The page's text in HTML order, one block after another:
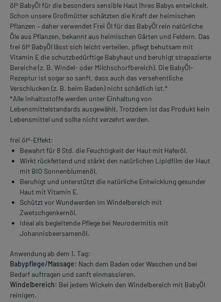
öl® BabyÖl für die besonders sensible Haut Ihres Babys entwickelt.
Schon unsere Großmütter schätzten die Kraft der heimischen
Pflanzen – daher verwendet Frei Öl für das BabyÖl rein natürliche
Öle aus Pflanzen, bekannt aus heimischen Gärten und Feldern. Das
frei öl® BabyÖl lässt sich leicht verteilen, pflegt behutsam mit
Vitamin E die schutzbedürftige Babyhaut und beruhigt strapazierte
Bereiche (z. B. Windel- oder Milchschorfbereich). Die BabyÖl-
Rezeptur ist sogar so sanft, dass auch das versehentliche
Verschlucken (z. B. beim Baden) nicht schädlich ist.*
*Alle Inhaltsstoffe werden unter Einhaltung von
Lebensmittelstandards ausgewählt. Trotzdem ist das Produkt kein
Lebensmittel und sollte nicht verzehrt werden.
frei öl®-Effekt:
Bewahrt für 8 Std. die Feuchtigkeit der Haut mit Haferöl.
Wirkt rückfettend und stärkt den natürlichen Lipidfilm der Haut
mit BIO Sonnenblumenöl.
Beruhigt und unterstützt die natürliche Entwicklung gesunder
Haut mit Vitamin E.
Schützt vor Wundwerden im Windelbereich mit
Zwetschgenkernöl.
Ideal als begleitende Pflege bei Neurodermitis mit
Johannisbeersamenöl.
Anwendung ab dem 1. Tag:
Babypflege/Massage: Nach dem Baden oder Waschen und bei
Bedarf auftragen und sanft einmassieren.
Windelbereich: Bei jedem Wickeln den Windelbereich mit BabyÖl
reinigen.